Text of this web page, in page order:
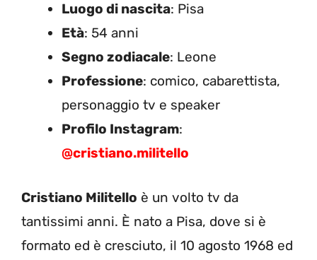
Luogo di nascita: Pisa
Età: 54 anni
Segno zodiacale: Leone
Professione: comico, cabarettista,
personaggio tv e speaker
Profilo Instagram:
@cristiano.militello
Cristiano Militello è un volto tv da
tantissimi anni. È nato a Pisa, dove si è
formato ed è cresciuto, il 10 agosto 1968 ed